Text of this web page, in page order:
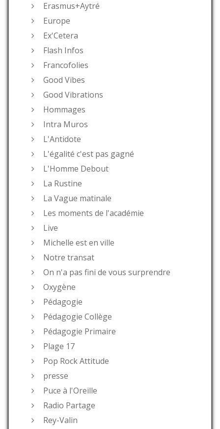
Erasmus+Aytré
Europe
Ex'Cetera
Flash Infos
Francofolies
Good Vibes
Good Vibrations
Hommages
Intra Muros
L'Antidote
L'égalité c'est pas gagné
L'Homme Debout
La Rustine
La Vague matinale
Les moments de l'académie
Live
Michelle est en ville
Notre transat
On n'a pas fini de vous surprendre
Oxygène
Pédagogie
Pédagogie Collège
Pédagogie Primaire
Plage 17
Pop Rock Attitude
presse
Puce à l'Oreille
Radio Partage
Rey-Valin